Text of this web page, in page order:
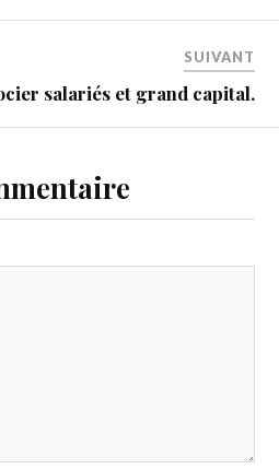
SUIVANT
salariés et grand capital.